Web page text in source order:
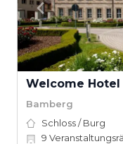
Welcome Hotel
Bamberg
Schloss / Burg
9